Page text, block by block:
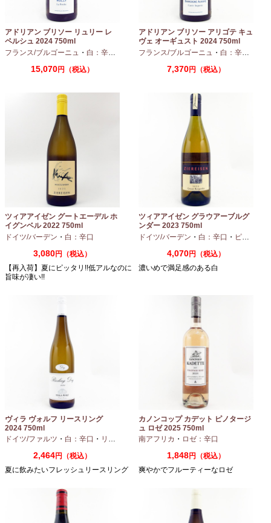
アドリアン ブリソー リュリー レ
ペルシュ 2024 750ml
フランス/ブルゴーニュ ・ 白：辛口 シャルドネ
15,070円（税込）
アドリアン ブリソー アリゴテ キュ
ヴェ オーギュスト 2024 750ml
フランス/ブルゴーニュ ・ 白：辛口
7,370円（税込）
ツィアアイゼン グートエーデル ホ
イグンベル 2022 750ml
ドイツ/バーデン ・ 白：辛口
3,080円（税込）
【再入荷】夏にピッタリ!!低アルなのに
旨味が凄い!!
ツィアアイゼン グラウアーブルグ
ンダー 2023 750ml
ドイツ/バーデン ・ 白：辛口 ・ ピノグリ
4,070円（税込）
濃いめで満足感のある白
ヴィラ ヴォルフ リースリング
2024 750ml
ドイツ/ファルツ ・ 白：辛口 ・ リースリング
2,464円（税込）
夏に飲みたいフレッシュリースリング
カノンコップ カデット ピノタージ
ュ ロゼ 2025 750ml
南アフリカ ・ ロゼ：辛口
1,848円（税込）
爽やかでフルーティーなロゼ